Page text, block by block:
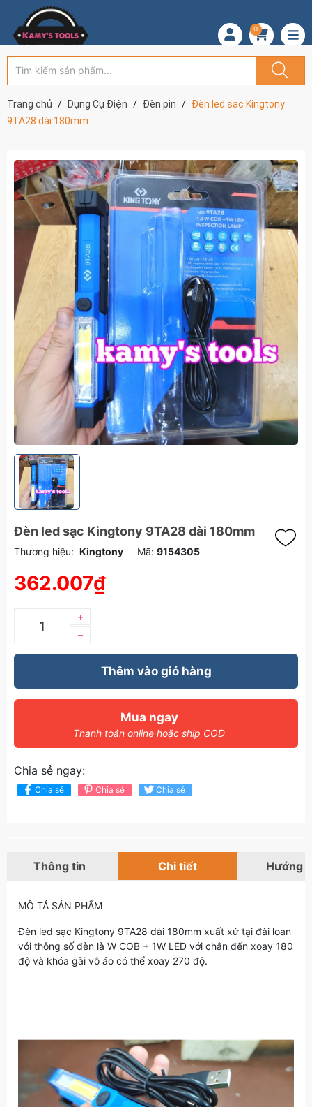
0
Trang chủ Dụng Cụ Điện Đèn pin
Đèn led sạc Kingtony
9TA28 dài 180mm
Đèn led sạc Kingtony 9TA28 dài 180mm
Thương hiệu: Kingtony Mã: 9154305
362.007₫
–
+
Thêm vào giỏ hàng
Mua ngay
Thanh toán online hoặc ship COD
Chia sẻ ngay:
Chia sẻ Chia sẻ Chia sẻ
Thông tin Chi tiết Hướng
MÔ TẢ SẢN PHẨM
Đèn led sạc Kingtony 9TA28 dài 180mm xuất xứ tại đài loan
với thông số đèn là W COB + 1W LED với chân đến xoay 180
độ và khóa gài vô áo có thể xoay 270 độ.